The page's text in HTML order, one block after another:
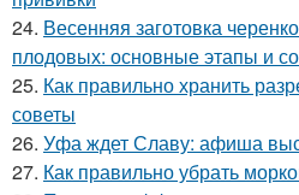
24. Весенняя заготовка
плодовых: основные этапы и
25. Как правильно хранить
советы
26. Уфа ждет Славу: афиша
27. Как правильно убрать